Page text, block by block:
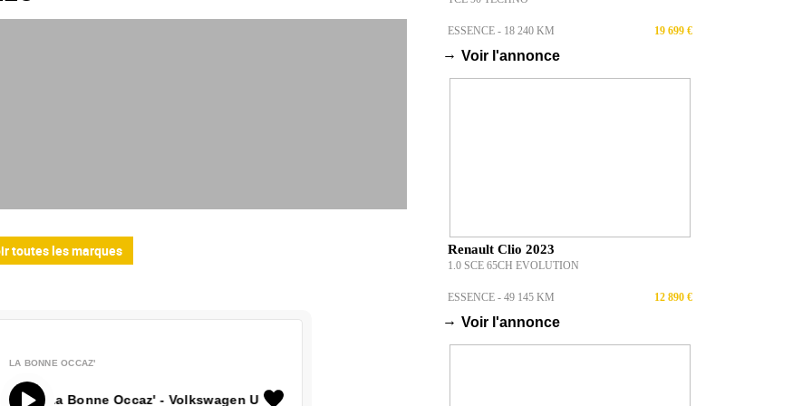
toutes les marques
LA BONNE OCCAZ'
La Bonne Occaz' - Volkswagen Up
ESSENCE - 18 240 KM 19 699 €
→ Voir l'annonce
Renault Clio 2023
1.0 SCE 65CH EVOLUTION
ESSENCE - 49 145 KM 12 890 €
→ Voir l'annonce